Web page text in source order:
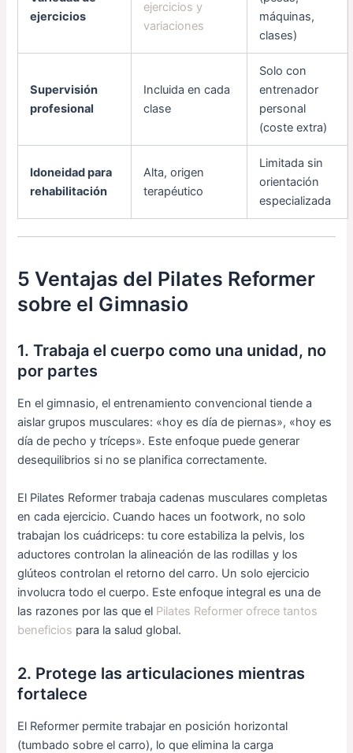
ejercicios
ejercicios y
variaciones
máquinas,
clases)
Supervisión
profesional
Incluida en cada
clase
Solo con
entrenador
personal
(coste extra)
Idoneidad para
rehabilitación
Alta, origen
terapéutico
Limitada sin
orientación
especializada
5 Ventajas del Pilates Reformer
sobre el Gimnasio
1. Trabaja el cuerpo como una unidad, no
por partes
En el gimnasio, el entrenamiento convencional tiende a
aislar grupos musculares: «hoy es día de piernas», «hoy es
día de pecho y tríceps». Este enfoque puede generar
desequilibrios si no se planifica correctamente.
El Pilates Reformer trabaja cadenas musculares completas
en cada ejercicio. Cuando haces un footwork, no solo
trabajan los cuádriceps: tu core estabiliza la pelvis, los
aductores controlan la alineación de las rodillas y los
glúteos controlan el retorno del carro. Un solo ejercicio
involucra todo el cuerpo. Este enfoque integral es una de
las razones por las que el Pilates Reformer ofrece tantos
beneficios para la salud global.
2. Protege las articulaciones mientras
fortalece
El Reformer permite trabajar en posición horizontal
(tumbado sobre el carro), lo que elimina la carga